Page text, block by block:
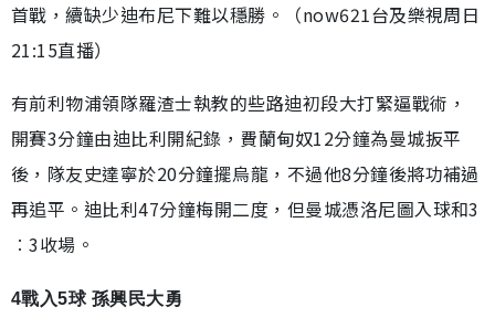
首戰，續缺少迪布尼下難以穩勝。（now621台及樂視周日
21:15直播）
有前利物浦領隊羅渣士執教的些路迪初段大打緊逼戰術，
開賽3分鐘由迪比利開紀錄，費蘭甸奴12分鐘為曼城扳平
後，隊友史達寧於20分鐘擺烏龍，不過他8分鐘後將功補過
再追平。迪比利47分鐘梅開二度，但曼城憑洛尼圖入球和3
︰3收場。
4戰入5球 孫興民大勇